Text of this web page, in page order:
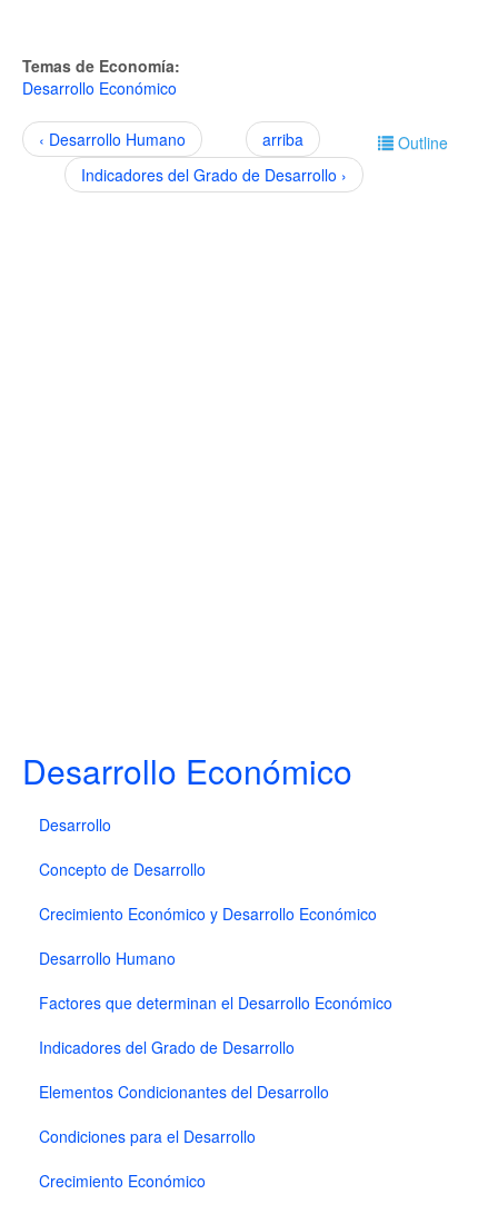
Temas de Economía:
Desarrollo Económico
Outline
‹ Desarrollo Humano
arriba
Indicadores del Grado de Desarrollo ›
Desarrollo Económico
Desarrollo
Concepto de Desarrollo
Crecimiento Económico y Desarrollo Económico
Desarrollo Humano
Factores que determinan el Desarrollo Económico
Indicadores del Grado de Desarrollo
Elementos Condicionantes del Desarrollo
Condiciones para el Desarrollo
Crecimiento Económico